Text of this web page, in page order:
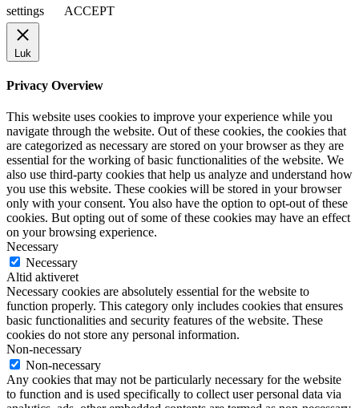
settings
ACCEPT
Luk
Privacy Overview
This website uses cookies to improve your experience while you
navigate through the website. Out of these cookies, the cookies that
are categorized as necessary are stored on your browser as they are
essential for the working of basic functionalities of the website. We
also use third-party cookies that help us analyze and understand how
you use this website. These cookies will be stored in your browser
only with your consent. You also have the option to opt-out of these
cookies. But opting out of some of these cookies may have an effect
on your browsing experience.
Necessary
Necessary
Altid aktiveret
Necessary cookies are absolutely essential for the website to
function properly. This category only includes cookies that ensures
basic functionalities and security features of the website. These
cookies do not store any personal information.
Non-necessary
Non-necessary
Any cookies that may not be particularly necessary for the website
to function and is used specifically to collect user personal data via